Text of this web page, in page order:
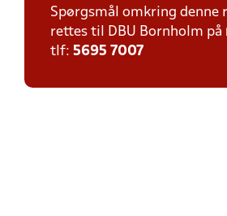
Spørgsmål omkring denne
rettes til DBU Bornholm på
tlf: 5695 7007